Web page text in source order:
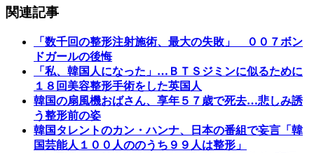
関連記事
「数千回の整形注射施術、最大の失敗」 ００７ボン
ドガールの後悔
「私、韓国人になった」…ＢＴＳジミンに似るために
１８回美容整形手術をした英国人
韓国の扇風機おばさん、享年５７歳で死去…悲しみ誘
う整形前の姿
韓国タレントのカン・ハンナ、日本の番組で妄言「韓
国芸能人１００人ののうち９９人は整形」